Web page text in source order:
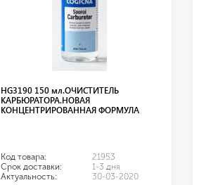
HG3190 150 мл.ОЧИСТИТЕЛЬ
КАРБЮРАТОРА.НОВАЯ
КОНЦЕНТРИРОВАННАЯ ФОРМУЛА
Код товара:
21953
Срок доставки:
1-3 дня
Актуальность:
30-03-2020